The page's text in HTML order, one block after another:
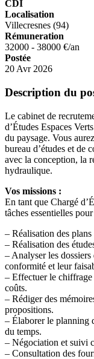
CDI
Localisation
Villecresnes (94)
Rémuneration
32000 - 38000 €/an
Postée
20 Avr 2026
Description du
Le cabinet de
d’Études Espaces
du paysage. Vous
bureau d’études et de
avec la conception, la
hydraulique.
Vos missions :
En tant que Chargé
tâches essentielles
– Réalisation des
– Réalisation des
– Analyser les
conformité et leur
– Effectuer le chiffrage
coûts.
– Rédiger des
propositions.
– Élaborer le planning
du temps.
– Négociation et suivi
– Consultation des